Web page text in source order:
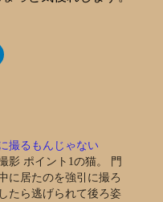
撮るもんじゃない
影 ポイント1の猫。 門
に居たのを強引に撮ろ
たら逃げられて後ろ姿